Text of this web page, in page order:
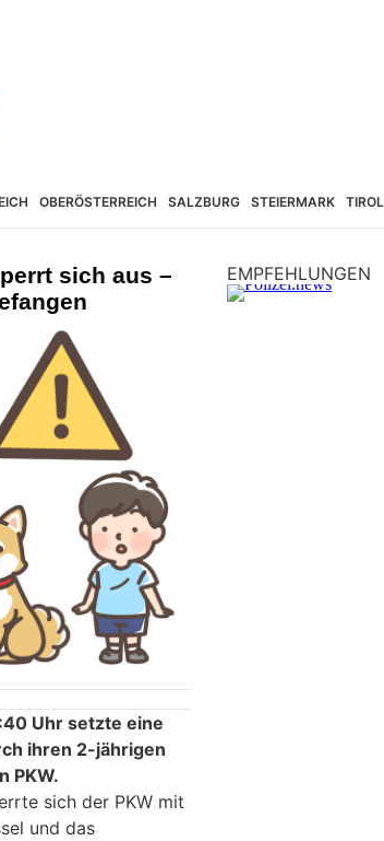
OBER­ÖSTERREICH SALZBURG STEIER­MARK TIROL
sich aus –
Uhr setzte eine
ihren 2-jährigen
PKW.
sich der PKW mit
und das
EMPFEHLUNGEN